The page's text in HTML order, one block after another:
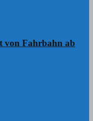
von Fahrbahn ab